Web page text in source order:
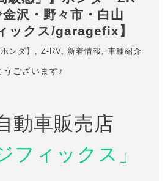
沢・野々市・白山
ックス/garagefix】
ホンダ】 , Z-RV, 新着情報 , 車種紹介
うございます♪
動車販売店
フィックス」